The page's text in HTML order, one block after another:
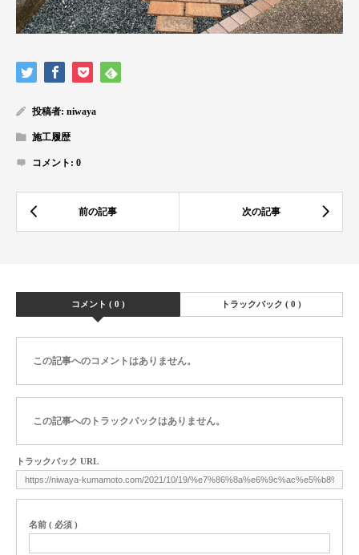
投稿者: niwaya
施工履歴
コメント: 0
コメント ( 0 ) トラックバック ( 0 )
この記事へのコメントはありません。
この記事へのトラックバックはありません。
トラックバック URL
名前 ( 必須 )